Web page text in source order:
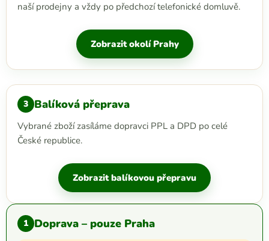
naší prodejny a vždy po předchozí telefonické domluvě.
Zobrazit okolí Prahy
3 Balíková přeprava
Vybrané zboží zasíláme dopravci PPL a DPD po celé
České republice.
Zobrazit balíkovou přepravu
1 Doprava – pouze Praha